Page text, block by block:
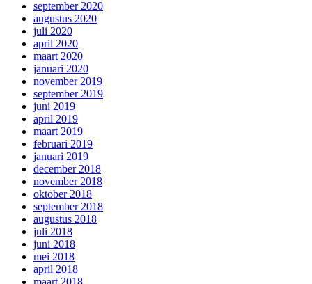
september 2020
augustus 2020
juli 2020
april 2020
maart 2020
januari 2020
november 2019
september 2019
juni 2019
april 2019
maart 2019
februari 2019
januari 2019
december 2018
november 2018
oktober 2018
september 2018
augustus 2018
juli 2018
juni 2018
mei 2018
april 2018